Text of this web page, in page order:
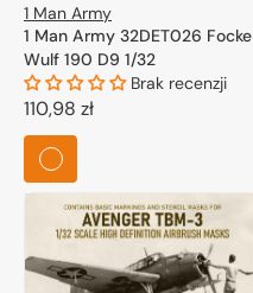
1 Man Army
1 Man Army 32DET026 Focke
Wulf 190 D9 1/32
Brak recenzji
Cena
regularna
110,98 zł